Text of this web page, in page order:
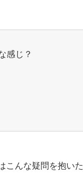
感じ？
んな疑問を抱いた